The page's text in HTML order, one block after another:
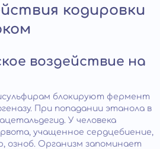
кодировки
воздействие на
блокируют фермент
При попадании этанола в
У человека
учащенное сердцебиение,
озноб. Организм запоминает